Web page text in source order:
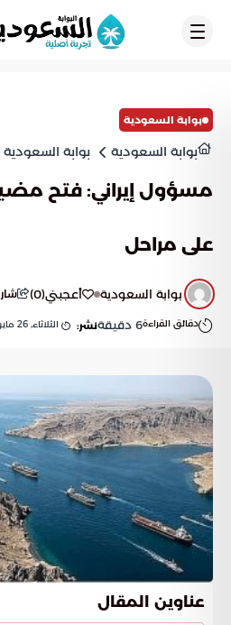
بوابة السعودية
بوابة السعودية بوابة السعودية
مسؤول إيراني: فتح
على مراحل
بوابة السعودية أعجبني(
0
)
دقائق القراءة6 دقيقةنشر: الثلاثاء, 26 مايو
عناوين المقال